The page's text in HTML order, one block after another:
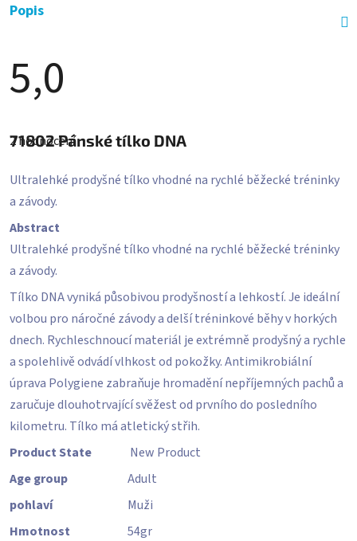
Popis
5,0
produktu
z
hvězdiček.
2 hodnocení
71802Pánské tílko DNA
Ultralehké prodyšné tílko vhodné na rychlé běžecké tréninky
a závody.
Abstract
Ultralehké prodyšné tílko vhodné na rychlé běžecké tréninky
a závody.
Tílko DNA vyniká působivou prodyšností a lehkostí. Je ideální
volbou pro náročné závody a delší tréninkové běhy v horkých
dnech. Rychleschnoucí materiál je extrémně prodyšný a rychle
a spolehlivě odvádí vlhkost od pokožky. Antimikrobiální
úprava Polygiene zabraňuje hromadění nepříjemných pachů a
zaručuje dlouhotrvající svěžest od prvního do posledního
kilometru. Tílko má atletický střih.
Product State
New Product
Age group
Adult
pohlaví
Muži
Hmotnost
54gr